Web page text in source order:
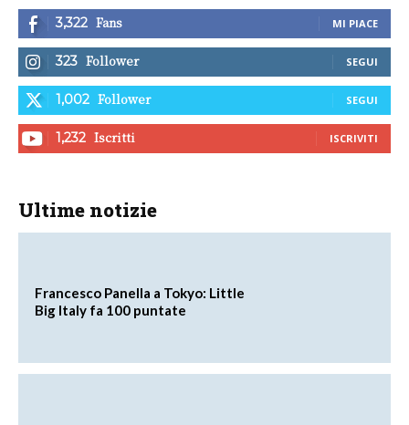
3,322 Fans MI PIACE
323 Follower SEGUI
1,002 Follower SEGUI
1,232 Iscritti ISCRIVITI
Ultime notizie
Francesco Panella a Tokyo: Little
Big Italy fa 100 puntate